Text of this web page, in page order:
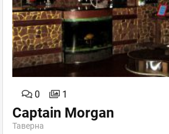
0 1
Captain Morgan
Таверна